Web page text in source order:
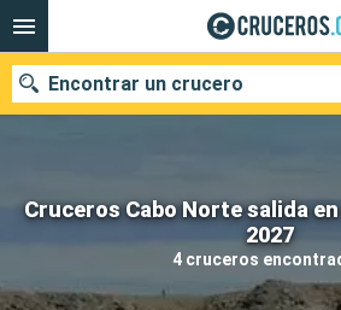
Cruceros Cabo Norte salida
2027
4 cruceros
Encontrar un crucero
Nuestros destinos